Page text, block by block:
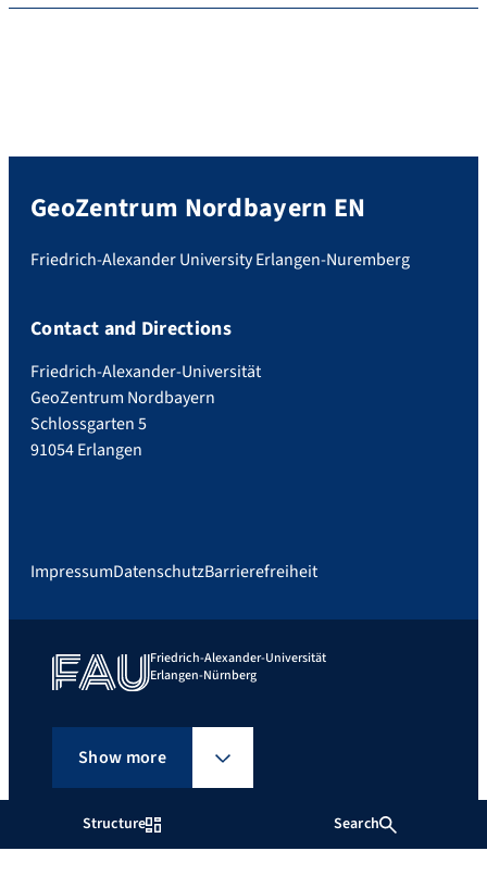
Structure Search
GeoZentrum Nordbayern EN
Friedrich-Alexander University Erlangen-Nuremberg
Contact and Directions
Friedrich-Alexander-Universität
GeoZentrum Nordbayern
Schlossgarten 5
91054 Erlangen
ImpressumDatenschutzBarrierefreiheit
Friedrich-Alexander-Universität
Erlangen-Nürnberg
Show more